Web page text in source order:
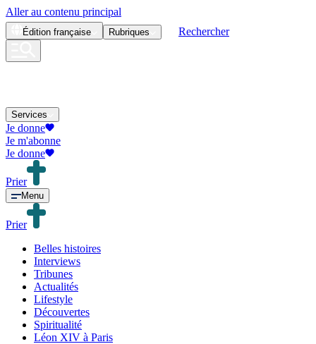
Aller au contenu principal
Édition française Rubriques Rechercher
Services
Je donne
Je m'abonne
Je donne
Prier
Menu
Prier
Belles histoires
Interviews
Tribunes
Actualités
Lifestyle
Découvertes
Spiritualité
Léon XIV à Paris